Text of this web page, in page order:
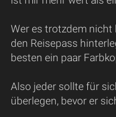
Wer es trotzdem nicht
den Reisepass
besten ein paar
Also jeder sollte für
überlegen, bevor er